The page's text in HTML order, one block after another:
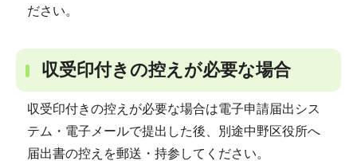
ださい。
収受印付きの控えが必要な場合
収受印付きの控えが必要な場合は電子申請届出シス
テム・電子メールで提出した後、別途中野区役所へ
届出書の控えを郵送・持参してください。